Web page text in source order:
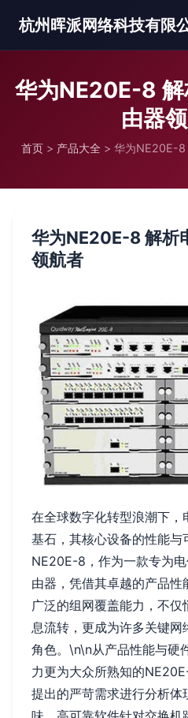
杭州晖派网络科技有限
华为NE20E-8
由器
首页 > 产品大全 > 华为NE20E-8
华为NE20E-8 解析
领航者
在全球数字化转型浪潮下，
基石，其核心设备的性能与
NE20E-8，作为一款专为
由器，凭借其卓越的产品性
广泛的组网覆盖能力，不
息流转，更成为许多关键
角色。\n\n从产品性能与硬
力更为大众所熟知的
提出的严苛需求进行分析体